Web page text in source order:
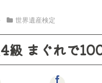
世界遺産検定
級 まぐれで